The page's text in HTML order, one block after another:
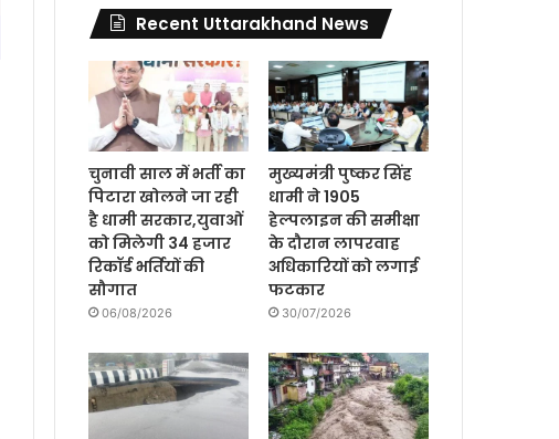
Recent Uttarakhand News
चुनावी साल में भर्ती का
पिटारा खोलने जा रही
है धामी सरकार,युवाओं
को मिलेगी 34 हजार
रिकॉर्ड भर्तियों की
सौगात
06/08/2026
मुख्यमंत्री पुष्कर सिंह
धामी ने 1905
हेल्पलाइन की समीक्षा
के दौरान लापरवाह
अधिकारियों को लगाई
फटकार
30/07/2026